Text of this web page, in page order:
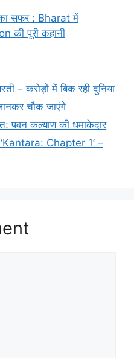
सफर : Bharat में
की पूरी कहानी
– करोड़ों में बिक रही दुनिया
चौक जाएंगे
पवन कल्याण की धमाकेदार
Chapter 1’ –